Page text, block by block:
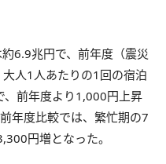
6.9兆円で、前年度（震災
人1人あたりの1回の宿泊
前年度より1,000円上昇
年度比較では、繁忙期の7
円増となった。